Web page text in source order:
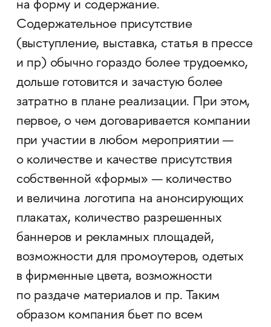
на форму и содержание.
Содержательное присутствие
(выступление, выставка, статья в прессе
и пр) обычно гораздо более трудоемко,
дольше готовится и зачастую более
затратно в плане реализации. При этом,
первое, о чем договаривается компании
при участии в любом мероприятии —
о количестве и качестве присутствия
собственной «формы» — количество
и величина логотипа на анонсирующих
плакатах, количество разрешенных
баннеров и рекламных площадей,
возможности для промоутеров, одетых
в фирменные цвета, возможности
по раздаче материалов и пр. Таким
образом компания бьет по всем